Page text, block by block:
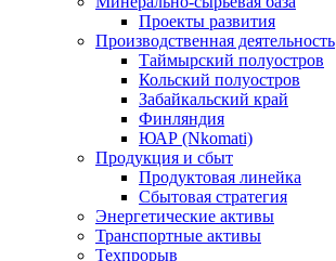
Проекты развития
Производственная деятельность
Таймырский полуостров
Кольский полуостров
Забайкальский край
Финляндия
ЮАР (Nkomati)
Продукция и сбыт
Продуктовая линейка
Сбытовая стратегия
Энергетические активы
Транспортные активы
Техпрорыв